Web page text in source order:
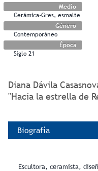
Medio
Cerámica-Gres, esmalte
Género
Contemporáneo
Época
Siglo 21
Diana Dávila
"Hacia la estrella de
Biografía
Escultora, ceramista,